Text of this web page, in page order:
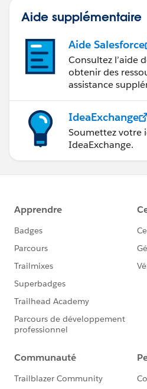
Aide supplémentaire
Aide Salesforce
Consultez l’aide
obtenir des
assistance
IdeaExchange
Soumettez votre
IdeaExchange.